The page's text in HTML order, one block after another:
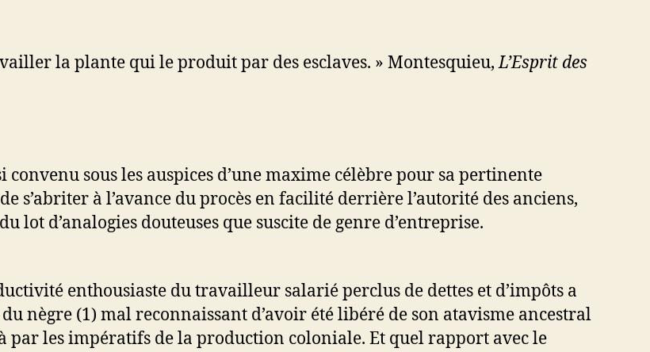
la plante qui le produit par des esclaves. » Montesquieu,L’Esprit des
sous les auspices d’une maxime célèbre pour sa pertinente
s’abriter à l’avance du procès en facilité derrière l’autorité des anciens,
lot d’analogies douteuses que suscite de genre d’entreprise.
enthousiaste du travailleur salarié perclus de dettes et d’impôts a
nègre (1) mal reconnaissant d’avoir été libéré de son atavisme ancestral
par les impératifs de la production coloniale. Et quel rapport avec le